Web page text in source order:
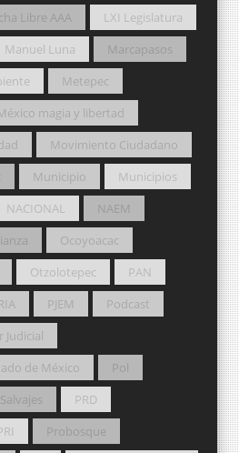
Libre AAA
LXI Legislatura
Manuel Luna
Marcapasos
Metepec
magia y libertad
Movimiento Ciudadano
Municipio
Municipios
NACIONAL
NAEM
Ocoyoacac
Otzolotepec
PAN
PJEM
Podcast
Judicial
de México
Pol
PRD
Probosque